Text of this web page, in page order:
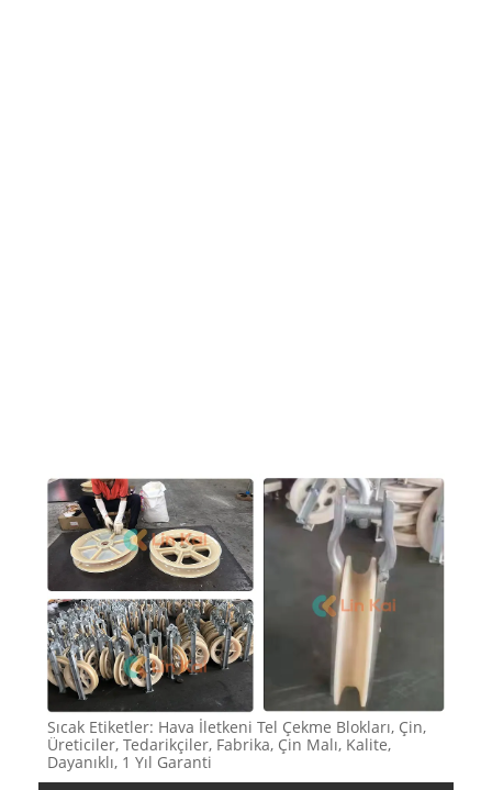
Sıcak Etiketler: Hava İletkeni Tel Çekme Blokları, Çin,
Üreticiler, Tedarikçiler, Fabrika, Çin Malı, Kalite,
Dayanıklı, 1 Yıl Garanti